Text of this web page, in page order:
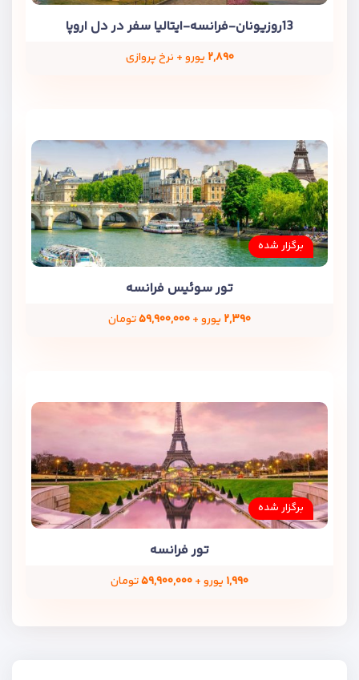
13روزیونان-فرانسه-ایتالیا سفر در دل اروپا
۲,۸۹۰ یورو + نرخ پروازی
برگزار شده
تور سوئیس فرانسه
۲,۳۹۰ یورو +۵۹,۹۰۰,۰۰۰تومان
برگزار شده
تور فرانسه
۱,۹۹۰ یورو +۵۹,۹۰۰,۰۰۰تومان